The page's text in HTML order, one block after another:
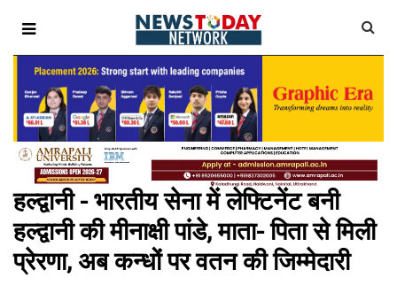
हल्द्वानी - भारतीय सेना में लेफ्टिनेंट बनी
हल्द्वानी की मीनाक्षी पांडे, माता- पिता से मिली
प्रेरणा, अब कन्धों पर वतन की जिम्मेदारी